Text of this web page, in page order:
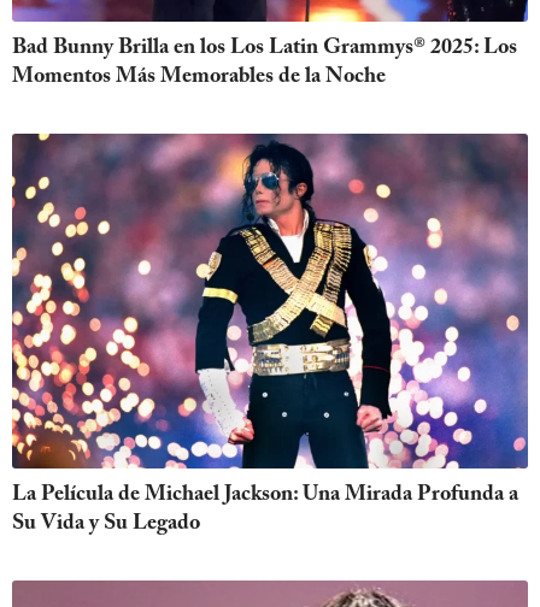
Bad Bunny Brilla en los Los Latin Grammys® 2025: Los
Momentos Más Memorables de la Noche
La Película de Michael Jackson: Una Mirada Profunda a
Su Vida y Su Legado